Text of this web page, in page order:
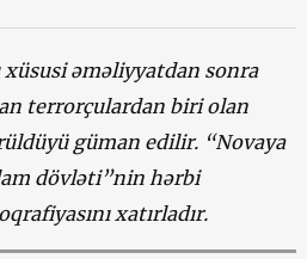
əməliyyatdan sonra
terrorçulardan biri olan
güman edilir. “Novaya
dövləti”nin hərbi
xatırladır.